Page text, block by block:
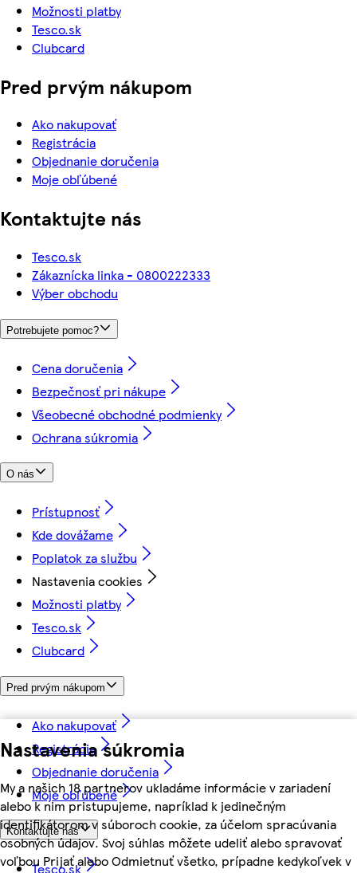
Nastavenia súkromia
My a našich 18 partnerov ukladáme informácie v zariadení
alebo k nim pristupujeme, napríklad k jedinečným
identifikátorom v súboroch cookie, za účelom spracúvania
osobných údajov. Svoj súhlas môžete udeliť alebo spravovať
voľbou Prijať alebo Odmietnuť všetko, prípadne kedykoľvek v
Možnosti platby
Tesco.sk
Clubcard
Pred prvým nákupom
Ako nakupovať
Registrácia
Objednanie doručenia
Moje obľúbené
Kontaktujte nás
Tesco.sk
Zákaznícka linka - 0800222333
Výber obchodu
Potrebujete pomoc?
Cena doručenia
Bezpečnosť pri nákupe
Všeobecné obchodné podmienky
Ochrana súkromia
O nás
Prístupnosť
Kde dovážame
Poplatok za službu
Nastavenia cookies
Možnosti platby
Tesco.sk
Clubcard
Pred prvým nákupom
Ako nakupovať
Registrácia
Objednanie doručenia
Moje obľúbené
Kontaktujte nás
Tesco.sk